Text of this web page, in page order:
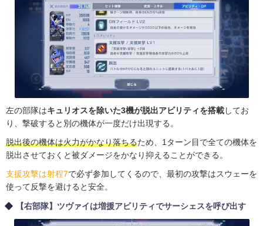
左の部隊はキュリオスを除いた3機が脱出アビリティを搭載してお
り、撃破すると別の機体が一度だけ出現する。
脱出後の機体は火力がかなり落ちるため、1ターン目で全ての機体を
脱出させておくと被ダメージをかなり抑えることができる。
支援攻撃は射程7で必ず参加してくるので、最初の攻撃はスウェーを
使って反撃を避けると安全。
【右部隊】ツヴァイは増援アビリティでサーシェスを呼び出す